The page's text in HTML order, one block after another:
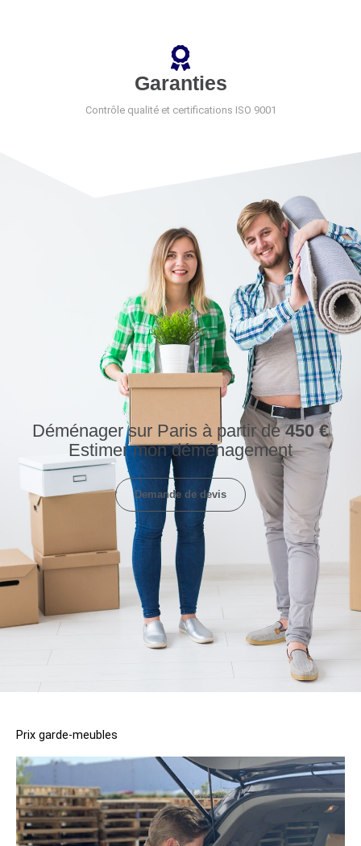
Garanties
Contrôle qualité et certifications ISO 9001
Déménager sur Paris à partir de450 €
Estimer mon déménagement
Demande de devis
Prix garde-meubles